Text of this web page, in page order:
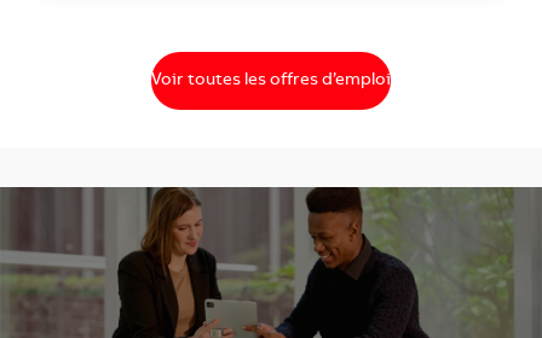
Voir toutes les offres d’emploi